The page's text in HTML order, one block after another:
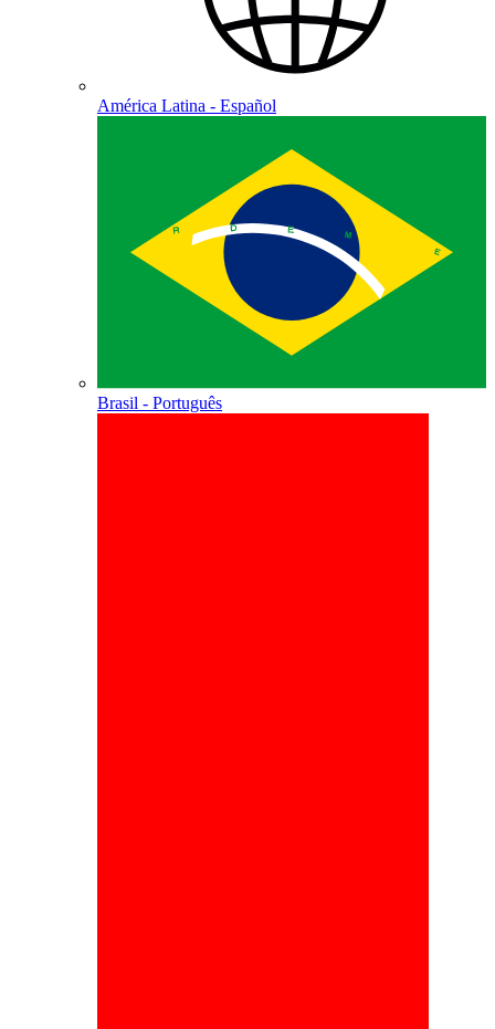
América Latina - Español
Brasil - Português